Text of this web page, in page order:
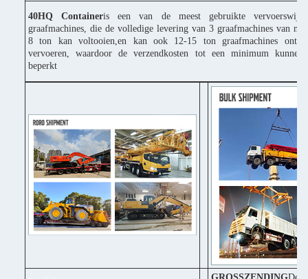
40HQ Containeris een van de meest gebruikte
graafmachines, die de volledige levering van 3 graafmachines van
8 ton kan voltooien,en kan ook 12-15 ton graafmachines
vervoeren, waardoor de verzendkosten tot een minimum kunnen
beperkt